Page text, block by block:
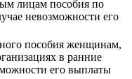
лицам пособия по
невозможности его
пособия женщинам,
в ранние
его выплаты